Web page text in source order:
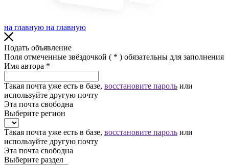
на главную на главную
Подать объявление
Поля отмеченные звёздочкой ( * ) обязательны для заполнения
Имя автора *
Такая почта уже есть в базе, восстановите пароль или
используйте другую почту
Эта почта свободна
Выберите регион
Такая почта уже есть в базе, восстановите пароль или
используйте другую почту
Эта почта свободна
Выберите раздел